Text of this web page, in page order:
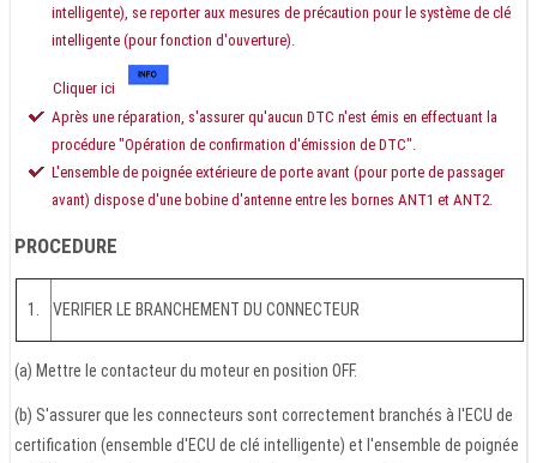
intelligente), se reporter aux mesures de précaution pour le système de clé
intelligente (pour fonction d'ouverture).
Cliquer ici
Après une réparation, s'assurer qu'aucun DTC n'est émis en effectuant la
procédure "Opération de confirmation d'émission de DTC".
L'ensemble de poignée extérieure de porte avant (pour porte de passager
avant) dispose d'une bobine d'antenne entre les bornes ANT1 et ANT2.
PROCEDURE
1. VERIFIER LE BRANCHEMENT DU CONNECTEUR
(a) Mettre le contacteur du moteur en position OFF.
(b) S'assurer que les connecteurs sont correctement branchés à l'ECU de
certification (ensemble d'ECU de clé intelligente) et l'ensemble de poignée